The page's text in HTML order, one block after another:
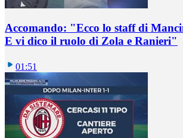
Accomando: "Ecco lo staff di
E vi dico il ruolo di Zola e Ranieri"
01:51